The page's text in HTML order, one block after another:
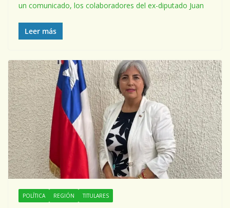
un comunicado, los colaboradores del ex-diputado Juan
Leer más
POLÍTICA REGIÓN TITULARES